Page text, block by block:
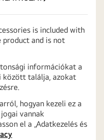
is included with
and is not
információkat a
között találja, azokat
hogyan kezeli ez a
vannak
el a „Adatkezelés és